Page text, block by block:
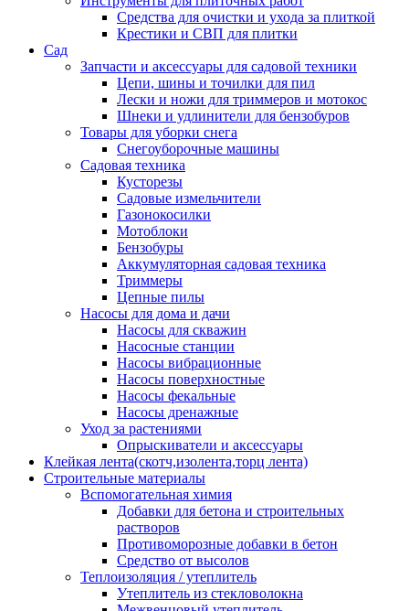
Средства для очистки и ухода за плиткой
Крестики и СВП для плитки
Сад
Запчасти и аксессуары для садовой техники
Цепи, шины и точилки для пил
Лески и ножи для триммеров и мотокос
Шнеки и удлинители для бензобуров
Товары для уборки снега
Снегоуборочные машины
Садовая техника
Кусторезы
Садовые измельчители
Газонокосилки
Мотоблоки
Бензобуры
Аккумуляторная садовая техника
Триммеры
Цепные пилы
Насосы для дома и дачи
Насосы для скважин
Насосные станции
Насосы вибрационные
Насосы поверхностные
Насосы фекальные
Насосы дренажные
Уход за растениями
Опрыскиватели и аксессуары
Клейкая лента(скотч,изолента,торц лента)
Строительные материалы
Вспомогательная химия
Добавки для бетона и строительных
растворов
Противоморозные добавки в бетон
Средство от высолов
Теплоизоляция / утеплитель
Утеплитель из стекловолокна